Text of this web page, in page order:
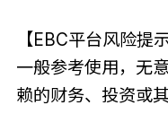
【EBC平台风险提
一般参考使用，无
赖的财务、投资或其